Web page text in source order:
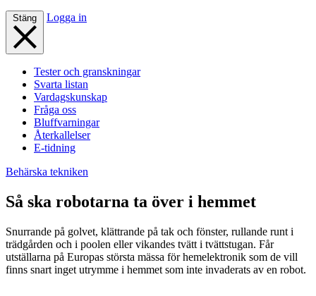
Stäng Logga in
Tester och granskningar
Svarta listan
Vardagskunskap
Fråga oss
Bluffvarningar
Återkallelser
E-tidning
Behärska tekniken
Så ska robotarna ta över i hemmet
Snurrande på golvet, klättrande på tak och fönster, rullande runt i
trädgården och i poolen eller vikandes tvätt i tvättstugan. Får
utställarna på Europas största mässa för hemelektronik som de vill
finns snart inget utrymme i hemmet som inte invaderats av en robot.